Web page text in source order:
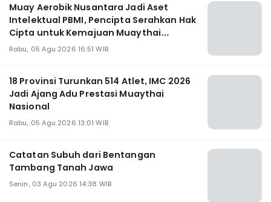
Muay Aerobik Nusantara Jadi Aset
Intelektual PBMI, Pencipta Serahkan Hak
Cipta untuk Kemajuan Muaythai
Indonesia
Rabu, 05 Agu 2026 16:51 WIB
18 Provinsi Turunkan 514 Atlet, IMC 2026
Jadi Ajang Adu Prestasi Muaythai
Nasional
Rabu, 05 Agu 2026 13:01 WIB
Catatan Subuh dari Bentangan
Tambang Tanah Jawa
Senin, 03 Agu 2026 14:38 WIB